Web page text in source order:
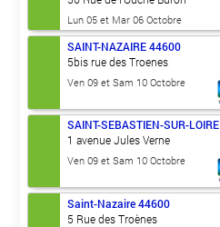
Lun 05 et Mar 06 Octobre
SAINT-NAZAIRE 44600
5bis rue des Troenes
Ven 09 et Sam 10 Octobre
SAINT-SEBASTIEN-SUR-LOIRE
1 avenue Jules Verne
Ven 09 et Sam 10 Octobre
Saint-Nazaire 44600
5 Rue des Troènes